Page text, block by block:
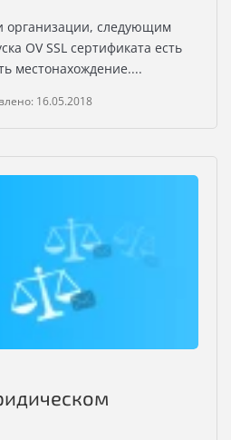
организации, следующим
OV SSL сертификата есть
местонахождение....
16.05.2018